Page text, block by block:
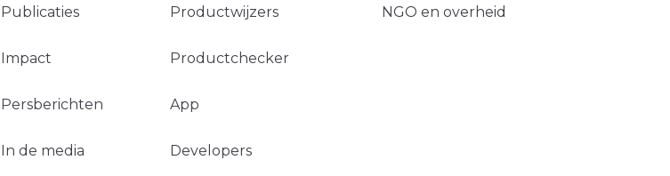
Publicaties
Impact
Persberichten
In de media
Productwijzers
Productchecker
App
Developers
NGO en overheid